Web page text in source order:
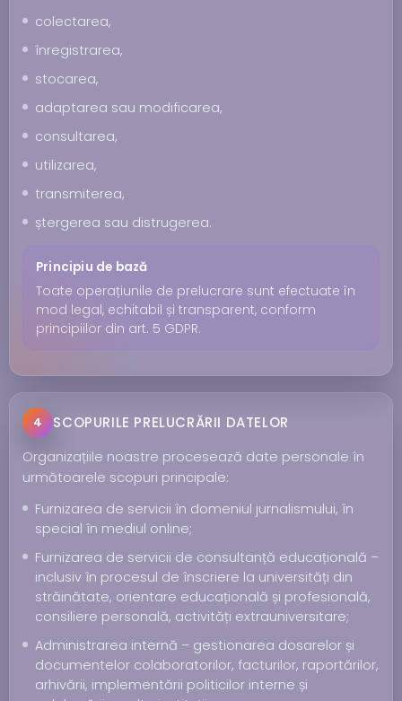
colectarea,
înregistrarea,
stocarea,
adaptarea sau modificarea,
consultarea,
utilizarea,
transmiterea,
ștergerea sau distrugerea.
Principiu de bază
Toate operațiunile de prelucrare sunt efectuate în
mod legal, echitabil și transparent, conform
principiilor din art. 5 GDPR.
4 SCOPURILE PRELUCRĂRII DATELOR
Organizațiile noastre procesează date personale în
următoarele scopuri principale:
Furnizarea de servicii în domeniul jurnalismului, în
special în mediul online;
Furnizarea de servicii de consultanță educațională –
inclusiv în procesul de înscriere la universități din
străinătate, orientare educațională și profesională,
consiliere personală, activități extrauniversitare;
Administrarea internă – gestionarea dosarelor și
documentelor colaboratorilor, facturilor, raportărilor,
arhivării, implementării politicilor interne și